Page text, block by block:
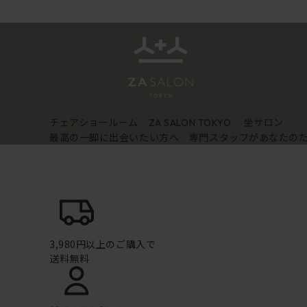
チェアショールーム ZA SALON TOKYO
坐サロン
最高の一脚に出会いたい方へ 専門スタッフがあなたの
3,980円以上のご購入で
送料無料